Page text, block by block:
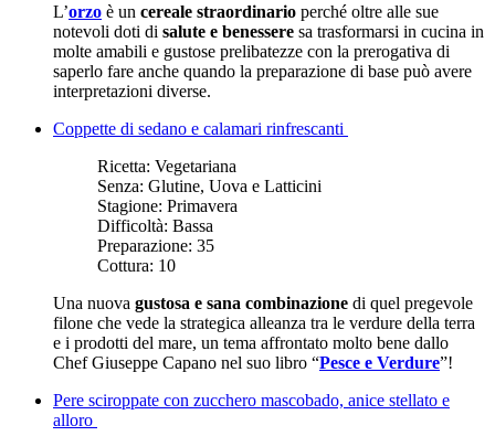
L’orzo è un cereale straordinario perché oltre alle sue
notevoli doti di salute e benessere sa trasformarsi in cucina in
molte amabili e gustose prelibatezze con la prerogativa di
saperlo fare anche quando la preparazione di base può avere
interpretazioni diverse.
Coppette di sedano e calamari rinfrescanti
Ricetta: Vegetariana
Senza: Glutine, Uova e Latticini
Stagione: Primavera
Difficoltà: Bassa
Preparazione: 35
Cottura: 10
Una nuova gustosa e sana combinazione di quel pregevole
filone che vede la strategica alleanza tra le verdure della terra
e i prodotti del mare, un tema affrontato molto bene dallo
Chef Giuseppe Capano nel suo libro “Pesce e Verdure”!
Pere sciroppate con zucchero mascobado, anice stellato e
alloro